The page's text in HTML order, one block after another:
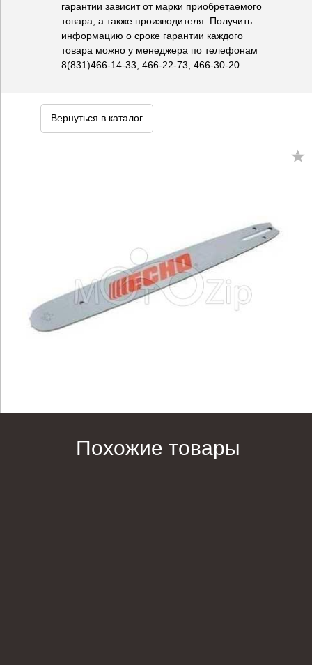
гарантии зависит от марки приобретаемого
товара, а также производителя. Получить
информацию о сроке гарантии каждого
товара можно у менеджера по телефонам
8(831)466-14-33, 466-22-73, 466-30-20
Вернуться в каталог
Похожие товары